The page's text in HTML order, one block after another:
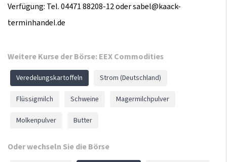
Verfügung: Tel. 04471 88208-12 oder sabel@kaack-
terminhandel.de
Weitere Kurse der Börse: EEX Commodities
Navigation
überspringen
Veredelungskartoffeln Strom (Deutschland)
Flüssigmilch Schweine Magermilchpulver
Molkenpulver Butter
Oder wechseln Sie die Börse